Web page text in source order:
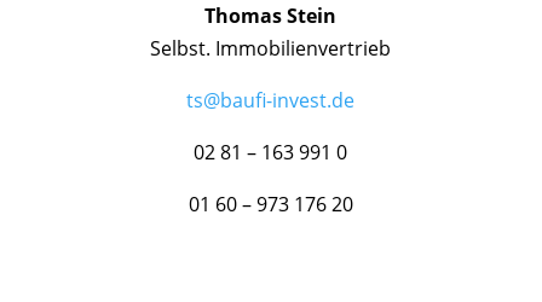
Thomas Stein
Selbst. Immobilienvertrieb
ts@baufi-invest.de
02 81 – 163 991 0
01 60 – 973 176 20